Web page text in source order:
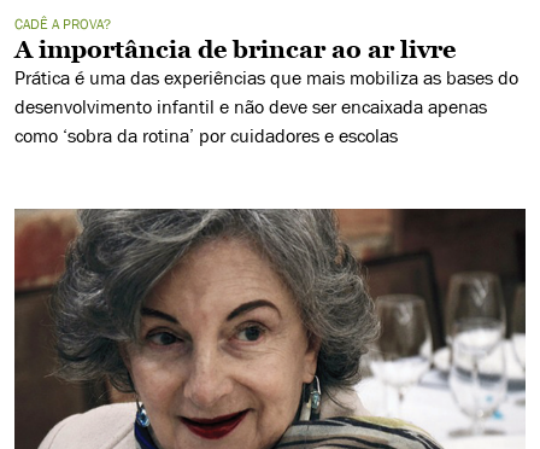
CADÊ A PROVA?
A importância de brincar ao ar livre
Prática é uma das experiências que mais mobiliza as bases do
desenvolvimento infantil e não deve ser encaixada apenas
como ‘sobra da rotina’ por cuidadores e escolas